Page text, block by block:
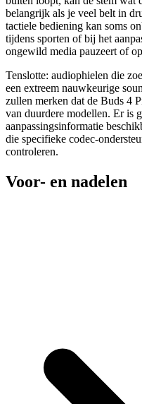
belangrijk als je veel belt in
tactiele bediening kan soms
tijdens sporten of bij het
ongewild media pauzeert of
Tenslotte: audiophielen die
een extreem nauwkeurige
zullen merken dat de Buds 4
van duurdere modellen. Er is
aanpassingsinformatie
die specifieke codec-
controleren.
Voor- en nadelen